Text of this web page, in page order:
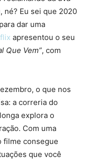
né? Eu sei que 2020
dar uma
apresentou o seu
Que Vem”, com
o que nos
a correria do
explora o
Com uma
filme consegue
que você